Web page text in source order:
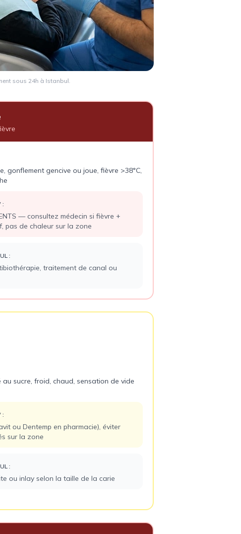
sous 24h à Istanbul.
gonflement gencive ou joue, fièvre >38°C,
:
— consultez médecin si fièvre +
pas de chaleur sur la zone
:
traitement de canal ou
au sucre, froid, chaud, sensation de vide
:
ou Dentemp en pharmacie), éviter
sur la zone
:
ou inlay selon la taille de la carie